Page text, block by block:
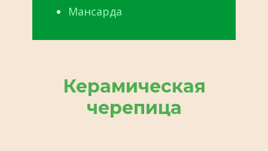
Мансарда
Керамическая
черепица